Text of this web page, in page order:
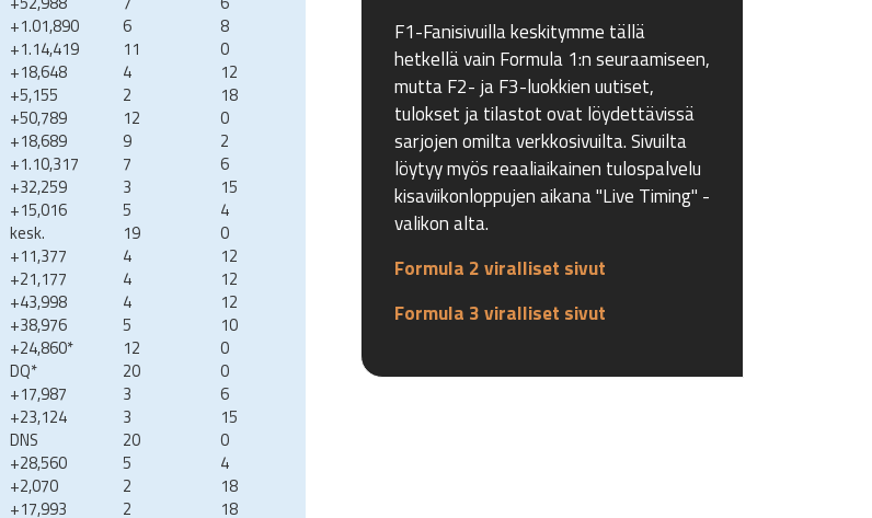
+1.01,890 6
8
+1.14,419 11
0
+18,648 4
12
+5,155 2
18
+50,789 12
0
+18,689 9
2
+1.10,317 7
6
+32,259 3
15
+15,016 5
4
kesk. 19
0
+11,377 4
12
+21,177 4
12
+43,998 4
12
+38,976 5
10
+24,860* 12
0
DQ* 20
0
+17,987 3
6
+23,124 3
15
DNS 20
0
+28,560 5
4
+2,070 2
18
+17,993 2 18
F1-Fanisivuilla keskitymme tällä
hetkellä vain Formula 1:n seuraamiseen,
mutta F2- ja F3-luokkien uutiset,
tulokset ja tilastot ovat löydettävissä
sarjojen omilta verkkosivuilta. Sivuilta
löytyy myös reaaliaikainen tulospalvelu
kisaviikonloppujen aikana "Live Timing" -
valikon alta.
Formula 2 viralliset sivut
Formula 3 viralliset sivut